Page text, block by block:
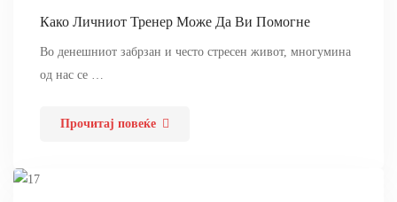
Како Личниот Тренер Може Да Ви Помогне
Во денешниот забрзан и често стресен живот, многумина
од нас се …
Прочитај повеќе